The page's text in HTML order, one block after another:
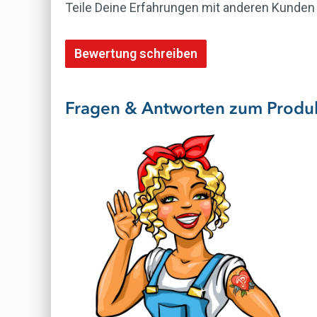
Teile Deine Erfahrungen mit anderen Kunden
Bewertung schreiben
Fragen & Antworten zum